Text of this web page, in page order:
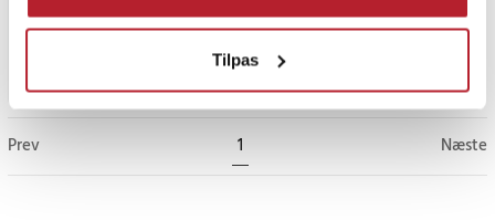
Tilpas
Pris:26 kr.
26 kr.
Midlertidigt lukket, dato ikke bekræftet
Prev 1 Næste